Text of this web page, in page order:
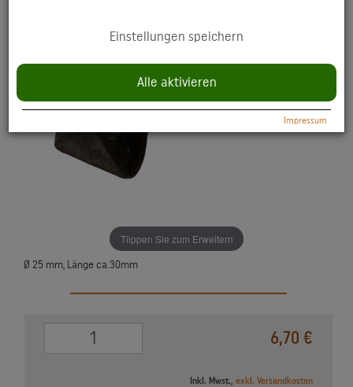
Tiippen Sie zum Erweitern
Ø 25 mm, Länge ca.30mm
6,70 €
Inkl. Mwst., exkl. Versandkosten
Datenschutzerklärung:https://policies.google.com/privacy
Einstellungen speichern
Alle aktivieren
Impressum